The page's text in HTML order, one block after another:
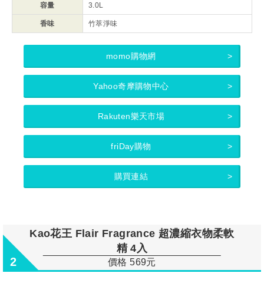
容量 3.0L
香味 竹萃淨味
momo購物網
Yahoo奇摩購物中心
Rakuten樂天市場
friDay購物
購買連結
2
Kao花王 Flair Fragrance 超濃縮衣物柔軟
精 4入
價格 569元